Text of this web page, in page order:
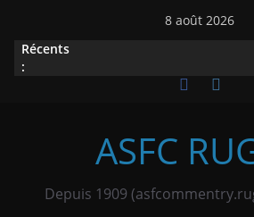
contenu
8 août 2026
Récents
:
ASFC
Depuis 1909